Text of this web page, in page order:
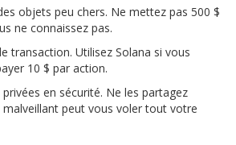
objets peu chers. Ne mettez pas 500 $
ne connaissez pas.
transaction. Utilisez Solana si vous
10 $ par action.
en sécurité. Ne les partagez
malveillant peut vous voler tout votre